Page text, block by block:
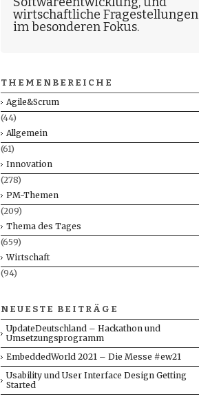
wirtschaftliche Fragestellungen
im besonderen Fokus.
THEMENBEREICHE
Agile&Scrum
(44)
Allgemein
(61)
Innovation
(278)
PM-Themen
(209)
Thema des Tages
(659)
Wirtschaft
(94)
NEUESTE BEITRÄGE
UpdateDeutschland – Hackathon und
Umsetzungsprogramm
EmbeddedWorld 2021 – Die Messe #ew21
Usability und User Interface Design Getting
Started